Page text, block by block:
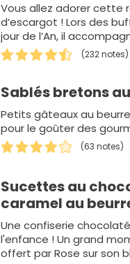
Vous allez adorer cette
d’escargot ! Lors des
jour de l’An, il
escargot…
(232 notes)
Sablés bretons
Petits gâteaux au
pour le goûter des
(63 notes)
Sucettes au
caramel au
Une confiserie
l'enfance ! Un grand
offert par Rose sur son